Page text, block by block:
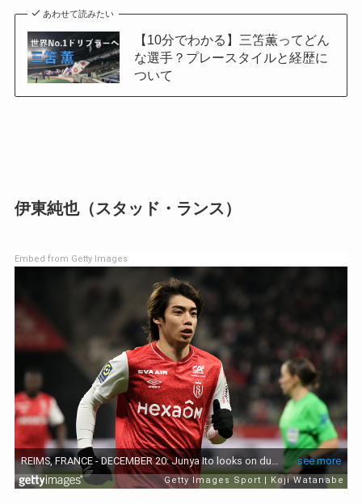
あわせて読みたい
【10分でわかる】三笘薫ってどん
な選手？プレースタイルと経歴に
ついて
伊東純也（スタッド・ランス）
Embed from Getty Images